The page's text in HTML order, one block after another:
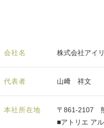
会社名 株式会社アイ
代表者 山﨑 祥文
本社所在地
〒861-2107
■アトリエ ア